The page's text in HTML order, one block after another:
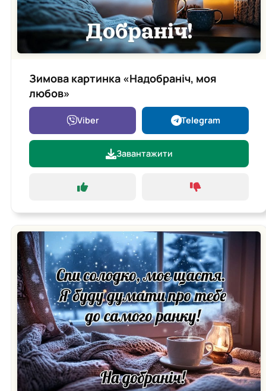
Зимова картинка «Надобраніч, моя
любов»
Viber Telegram
Завантажити